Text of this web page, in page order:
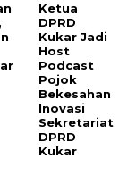
Ketua
DPRD
Kukar Jadi
Host
Podcast
Pojok
Bekesahan
Inovasi
Sekretariat
DPRD
Kukar